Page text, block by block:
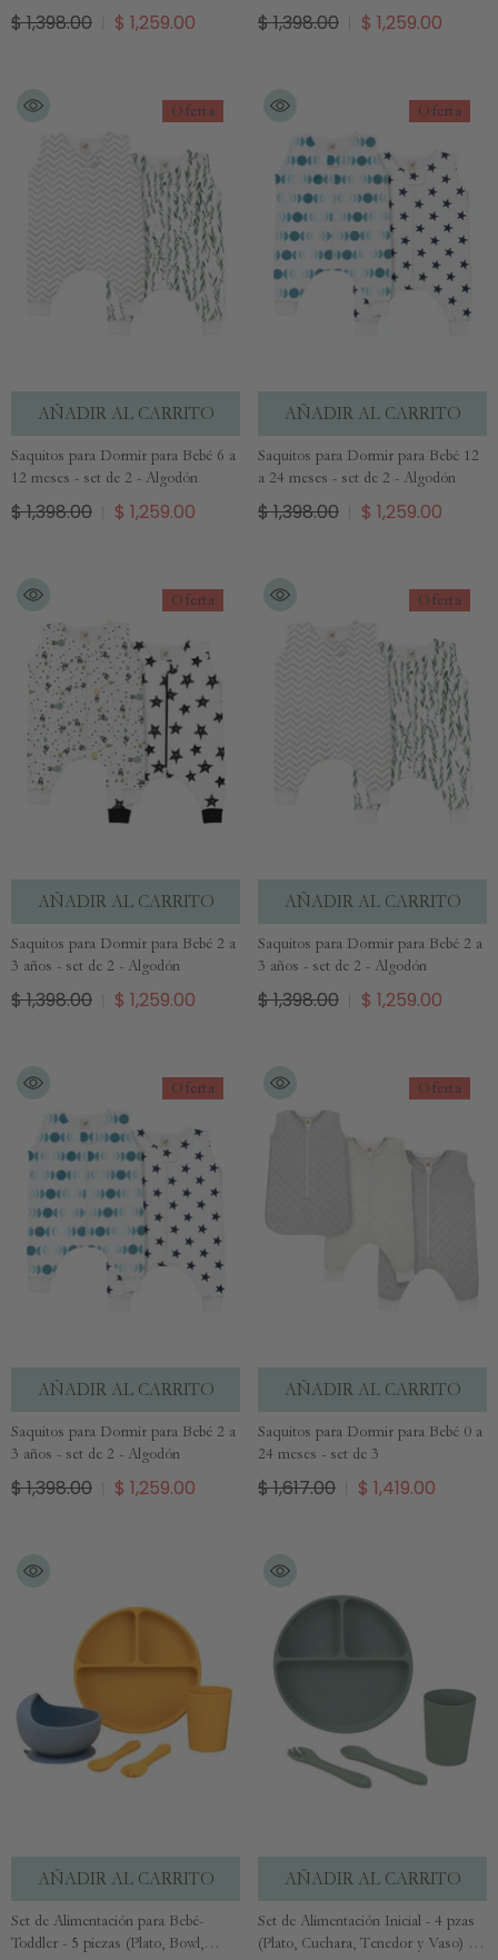
$ 1,398.00 $ 1,259.00 $ 1,398.00 $ 1,259.00
Oferta
AÑADIR AL CARRITO
Saquitos para Dormir para Bebé 6 a
12 meses - set de 2 - Algodón
$ 1,398.00 $ 1,259.00
Oferta
AÑADIR AL CARRITO
Saquitos para Dormir para Bebé 12
a 24 meses - set de 2 - Algodón
$ 1,398.00 $ 1,259.00
Oferta
AÑADIR AL CARRITO
Saquitos para Dormir para Bebé 2 a
3 años - set de 2 - Algodón
$ 1,398.00 $ 1,259.00
Oferta
AÑADIR AL CARRITO
Saquitos para Dormir para Bebé 2 a
3 años - set de 2 - Algodón
$ 1,398.00 $ 1,259.00
Oferta
AÑADIR AL CARRITO
Saquitos para Dormir para Bebé 2 a
3 años - set de 2 - Algodón
$ 1,398.00 $ 1,259.00
Oferta
AÑADIR AL CARRITO
Saquitos para Dormir para Bebé 0 a
24 meses - set de 3
$ 1,617.00 $ 1,419.00
AÑADIR AL CARRITO
Set de Alimentación para Bebé-
Toddler - 5 piezas (Plato, Bowl,
AÑADIR AL CARRITO
Set de Alimentación Inicial - 4 pzas
(Plato, Cuchara, Tenedor y Vaso) -